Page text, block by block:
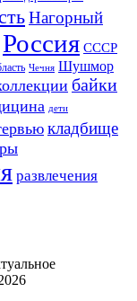
Нагорный
Россия СССР
Чечня Шушмор
байки
дети
кладбище
развлечения